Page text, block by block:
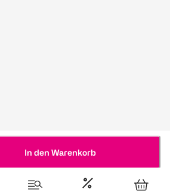
In den Warenkorb